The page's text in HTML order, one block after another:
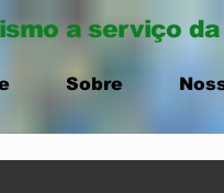
a serviço
Sobre